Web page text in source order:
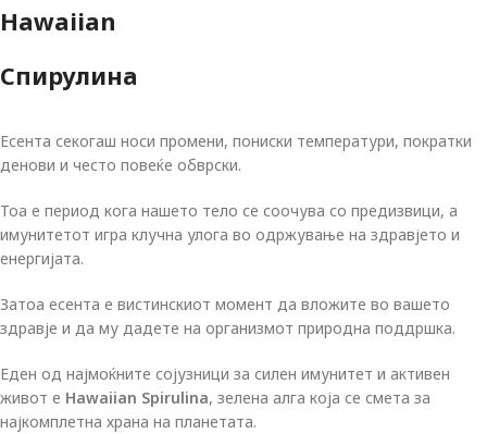
Hawaiian
Спирулина
Есента секогаш носи промени, пониски температури, пократки
денови и често повеќе обврски.
Тоа е период кога нашето тело се соочува со предизвици, а
имунитетот игра клучна улога во одржување на здравјето и
енергијата.
Затоа есента е вистинскиот момент да вложите во вашето
здравје и да му дадете на организмот природна поддршка.
Еден од најмоќните сојузници за силен имунитет и активен
живот е Hawaiian Spirulina, зелена алга која се смета за
најкомплетна храна на планетата.